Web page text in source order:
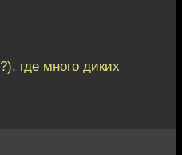
где много диких